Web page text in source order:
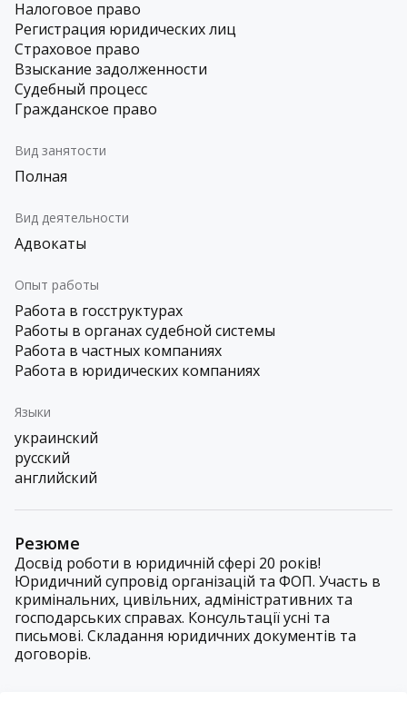
Налоговое право
Регистрация юридических лиц
Страховое право
Взыскание задолженности
Судебный процесс
Гражданское право
Вид занятости
Полная
Вид деятельности
Адвокаты
Опыт работы
Работа в госструктурах
Работы в органах судебной системы
Работа в частных компаниях
Работа в юридических компаниях
Языки
украинский
русский
английский
Резюме
Досвід роботи в юридичній сфері 20 років!
Юридичний супровід організацій та ФОП. Участь в
кримінальних, цивільних, адміністративних та
господарських справах. Консультації усні та
письмові. Складання юридичних документів та
договорів.